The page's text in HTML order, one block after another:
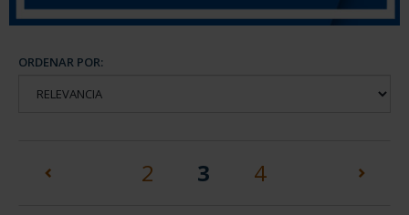
ORDENAR POR:
2 3 (current)
4